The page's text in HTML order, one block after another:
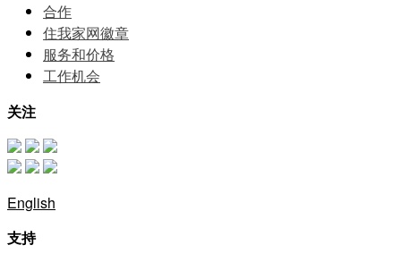
合作
住我家网徽章
服务和价格
⼯作机会
关注
English
支持